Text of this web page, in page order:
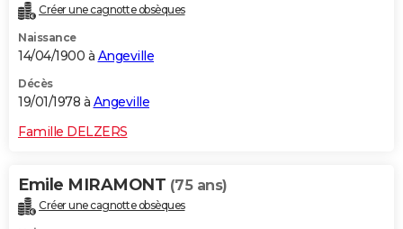
Créer une cagnotte obsèques
Naissance
14/04/1900 à Angeville
Décès
19/01/1978 à Angeville
Famille DELZERS
Emile MIRAMONT (75 ans)
Créer une cagnotte obsèques